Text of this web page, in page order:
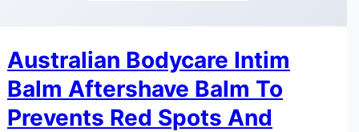
Australian Bodycare Intim
Balm Aftershave Balm To
Prevents Red Spots And